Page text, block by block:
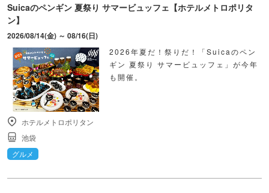
Suicaのペンギン 夏祭り サマービュッフェ【ホテルメトロポリタ
ン】
2026/08/14(金) ～ 08/16(日)
2026年夏だ！祭りだ！「Suicaのペン
ギン 夏祭り サマービュッフェ」が今年
も開催。
ホテルメトロポリタン
池袋
グルメ